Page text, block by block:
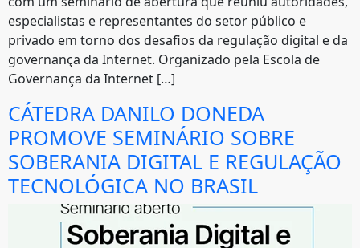
especialistas e representantes do setor público e
privado em torno dos desafios da regulação digital e da
governança da Internet. Organizado pela Escola de
Governança da Internet […]
CÁTEDRA DANILO DONEDA
PROMOVE SEMINÁRIO SOBRE
SOBERANIA DIGITAL E REGULAÇÃO
TECNOLÓGICA NO BRASIL